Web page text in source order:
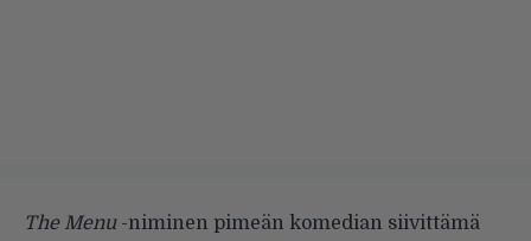
The Menu-niminen pimeän komedian siivittämä